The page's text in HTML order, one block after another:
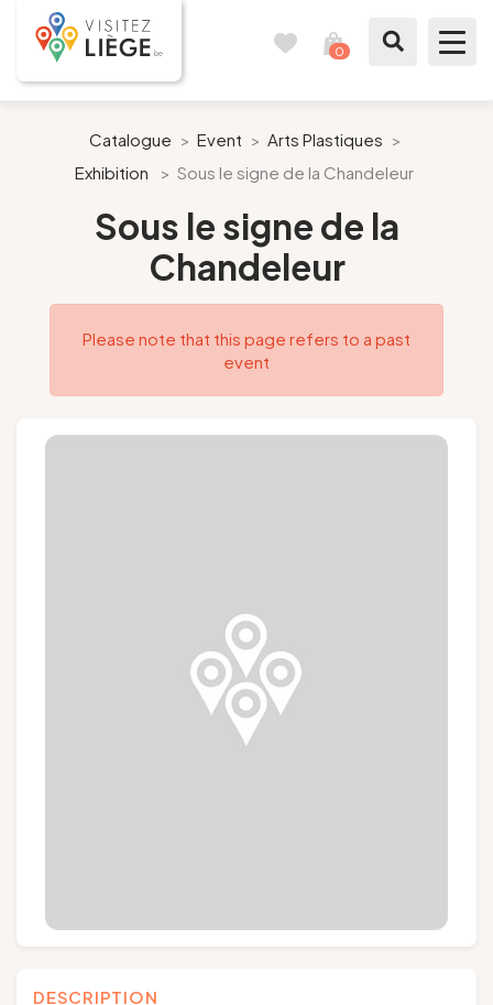
0
Like a citizen of Liège
Prepare my stay
Our suggestions
Catalogue > Event > Arts Plastiques >
Exhibition
> Sous le signe de la Chandeleur
Sous le signe de la
Chandeleur
Please note that this page refers to a past
event
DESCRIPTION